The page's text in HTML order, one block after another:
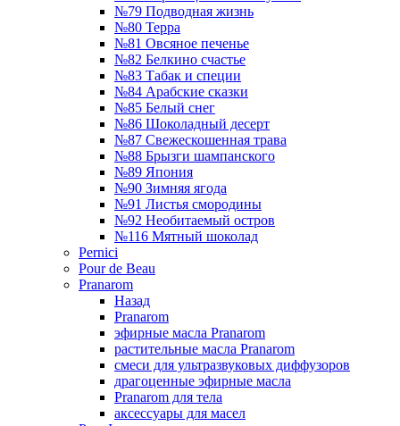
№79 Подводная жизнь
№80 Терра
№81 Овсяное печенье
№82 Белкино счастье
№83 Табак и специи
№84 Арабские сказки
№85 Белый снег
№86 Шоколадный десерт
№87 Свежескошенная трава
№88 Брызги шампанского
№89 Япония
№90 Зимняя ягода
№91 Листья смородины
№92 Необитаемый остров
№116 Мятный шоколад
Pernici
Pour de Beau
Pranarom
Назад
Pranarom
эфирные масла Pranarom
растительные масла Pranarom
смеси для ультразвуковых диффузоров
драгоценные эфирные масла
Pranarom для тела
аксессуары для масел